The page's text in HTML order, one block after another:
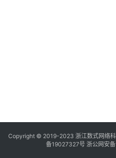
Copyright © 2019-2023 浙江数式网络
备19027327号 浙公网安